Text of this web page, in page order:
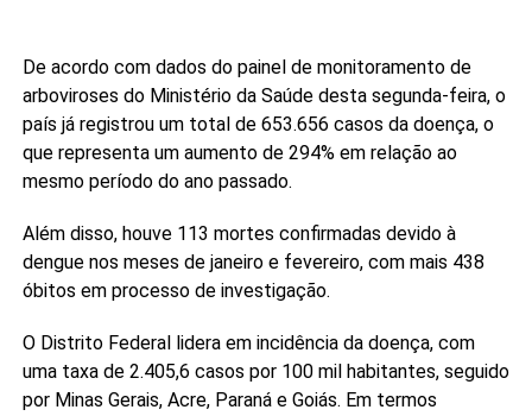
De acordo com dados do painel de monitoramento de
arboviroses do Ministério da Saúde desta segunda-feira, o
país já registrou um total de 653.656 casos da doença, o
que representa um aumento de 294% em relação ao
mesmo período do ano passado.
Além disso, houve 113 mortes confirmadas devido à
dengue nos meses de janeiro e fevereiro, com mais 438
óbitos em processo de investigação.
O Distrito Federal lidera em incidência da doença, com
uma taxa de 2.405,6 casos por 100 mil habitantes, seguido
por Minas Gerais, Acre, Paraná e Goiás. Em termos